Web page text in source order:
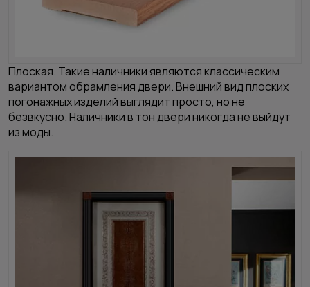
Плоская. Такие наличники являются классическим
вариантом обрамления двери. Внешний вид плоских
погонажных изделий выглядит просто, но не
безвкусно. Наличники в тон двери никогда не выйдут
из моды.